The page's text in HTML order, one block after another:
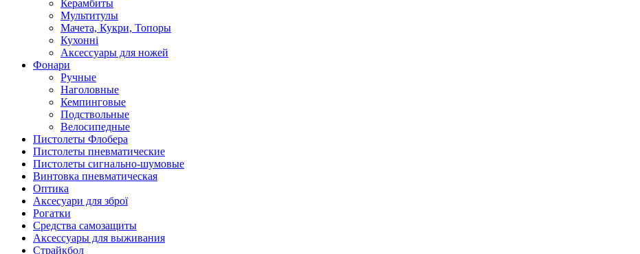
Керамбиты
Мультитулы
Мачета, Кукри, Топоры
Кухонні
Аксессуары для ножей
Фонари
Ручные
Наголовные
Кемпинговые
Подствольные
Велосипедные
Пистолеты Флобера
Пистолеты пневматические
Пистолеты сигнально-шумовые
Винтовка пневматическая
Оптика
Аксесуари для зброї
Рогатки
Средства самозащиты
Аксессуары для выживания
Страйкбол